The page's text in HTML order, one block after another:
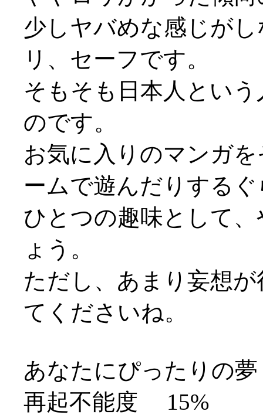
少しヤバめな感じが
リ、セーフです。
そもそも日本人とい
のです。
お気に入りのマンガ
ームで遊んだりする
ひとつの趣味として
ょう。
ただし、あまり妄想
てくださいね。
あなたにぴったりの
再起不能度 15%